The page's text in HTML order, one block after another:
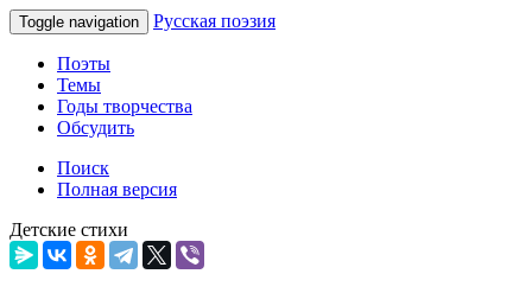
Toggle navigation Русская поэзия
Поэты
Темы
Годы творчества
Обсудить
Поиск
Полная версия
Детские стихи